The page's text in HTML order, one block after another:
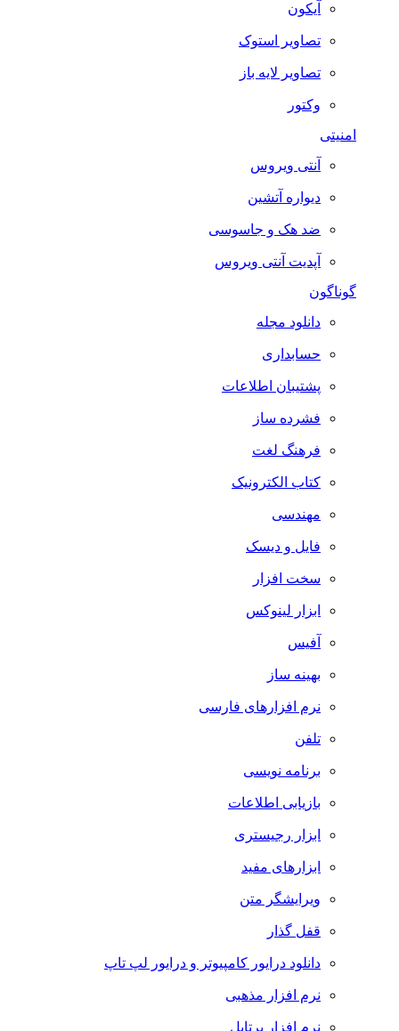
آیکون
تصاویر استوک
تصاویر لایه باز
وکتور
امنیتی
آنتی ویروس
دیواره آتشین
ضد هک و جاسوسی
آپدیت آنتی ویروس
گوناگون
دانلود مجله
حسابداری
پشتیبان اطلاعات
فشرده ساز
فرهنگ لغت
کتاب الکترونیک
مهندسی
فایل و دیسک
سخت افزار
ابزار لینوکس
آفیس
بهینه ساز
نرم افزارهای فارسی
تلفن
برنامه نویسی
بازیابی اطلاعات
ابزار رجیستری
ابزارهای مفید
ویرایشگر متن
قفل گذار
دانلود درایور کامپیوتر و درایور لپ تاپ
نرم افزار مذهبی
نرم افزار پرتابل